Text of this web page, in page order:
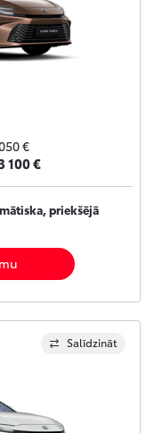
€
100 €
priekšējā
Salīdzināt